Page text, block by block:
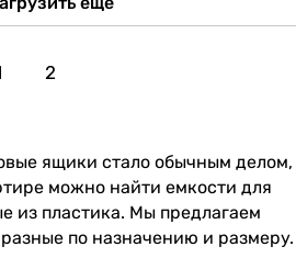
2
ящики стало обычным делом,
можно найти емкости для
из пластика. Мы предлагаем
по назначению и размеру.